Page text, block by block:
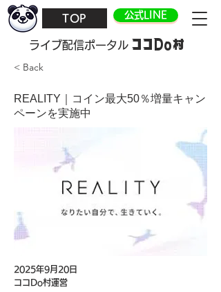
TOP 公式LINE
​ライブ配信ポータル ココDo村
< Back
REALITY｜コイン最大50％増量キャン
ペーンを実施中
2025年9月20日
ココDo村運営